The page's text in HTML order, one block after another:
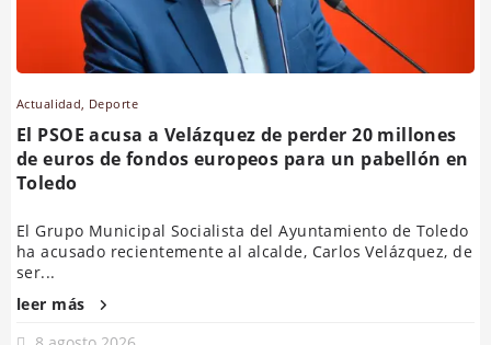
Actualidad Deporte
El PSOE acusa a Velázquez de perder 20 millones
de euros de fondos europeos para un pabellón en
Toledo
El Grupo Municipal Socialista del Ayuntamiento de Toledo
ha acusado recientemente al alcalde, Carlos Velázquez, de
ser...
leer más